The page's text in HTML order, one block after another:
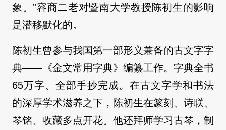
象。”容商二老对暨南大学教授陈初生的影响
是潜移默化的。
陈初生曾参与我国第一部形义兼备的古文字字
典——《金文常用字典》编纂工作。字典全书
65万字、全部手抄完成。在古文字学和书法
的深厚学术滋养之下，陈初生在篆刻、诗联、
琴铭、收藏多点开花。他还拜师学习古琴，制